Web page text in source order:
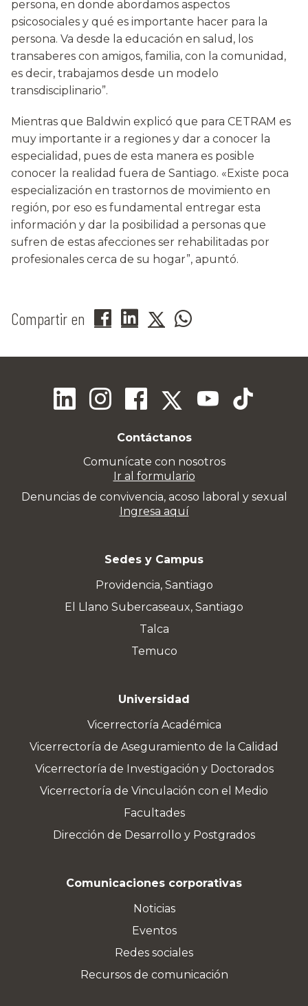
persona, en donde abordamos aspectos
psicosociales y qué es importante hacer para la
persona. Va desde la educación en salud, los
transaberes con amigos, familia, con la comunidad,
es decir, trabajamos desde un modelo
transdisciplinario”.
Mientras que Baldwin explicó que para CETRAM es
muy importante ir a regiones y dar a conocer la
especialidad, pues de esta manera es posible
conocer la realidad fuera de Santiago. «Existe poca
especialización en trastornos de movimiento en
región, por eso es fundamental entregar esta
información y dar la posibilidad a personas que
sufren de estas afecciones ser rehabilitadas por
profesionales cerca de su hogar”, apuntó.
Compartir en
Contáctanos
Comunícate con nosotros
Ir al formulario
Denuncias de convivencia, acoso laboral y sexual
Ingresa aquí
Sedes y Campus
Providencia, Santiago
El Llano Subercaseaux, Santiago
Talca
Temuco
Universidad
Vicerrectoría Académica
Vicerrectoría de Aseguramiento de la Calidad
Vicerrectoría de Investigación y Doctorados
Vicerrectoría de Vinculación con el Medio
Facultades
Dirección de Desarrollo y Postgrados
Comunicaciones corporativas
Noticias
Eventos
Redes sociales
Recursos de comunicación